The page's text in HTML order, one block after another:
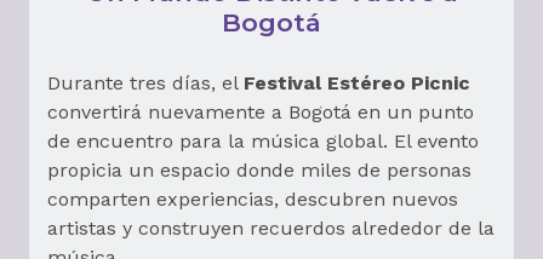
Bogotá
Durante tres días, el Festival Estéreo Picnic
convertirá nuevamente a Bogotá en un punto
de encuentro para la música global. El evento
propicia un espacio donde miles de personas
comparten experiencias, descubren nuevos
artistas y construyen recuerdos alrededor de la